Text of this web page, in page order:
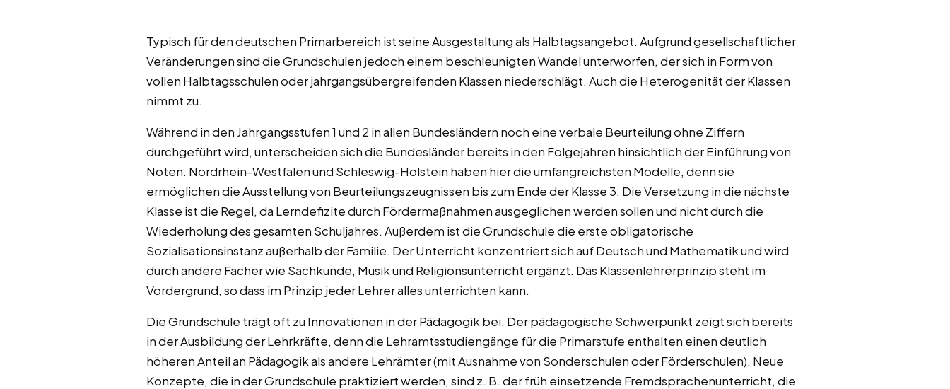
Typisch für den deutschen Primarbereich ist seine Ausgestaltung als Halbtagsangebot. Aufgrund gesellschaftlicher
Veränderungen sind die Grundschulen jedoch einem beschleunigten Wandel unterworfen, der sich in Form von
vollen Halbtagsschulen oder jahrgangsübergreifenden Klassen niederschlägt. Auch die Heterogenität der Klassen
nimmt zu.
Während in den Jahrgangsstufen 1 und 2 in allen Bundesländern noch eine verbale Beurteilung ohne Ziffern
durchgeführt wird, unterscheiden sich die Bundesländer bereits in den Folgejahren hinsichtlich der Einführung von
Noten. Nordrhein-Westfalen und Schleswig-Holstein haben hier die umfangreichsten Modelle, denn sie
ermöglichen die Ausstellung von Beurteilungszeugnissen bis zum Ende der Klasse 3. Die Versetzung in die nächste
Klasse ist die Regel, da Lerndefizite durch Fördermaßnahmen ausgeglichen werden sollen und nicht durch die
Wiederholung des gesamten Schuljahres. Außerdem ist die Grundschule die erste obligatorische
Sozialisationsinstanz außerhalb der Familie. Der Unterricht konzentriert sich auf Deutsch und Mathematik und wird
durch andere Fächer wie Sachkunde, Musik und Religionsunterricht ergänzt. Das Klassenlehrerprinzip steht im
Vordergrund, so dass im Prinzip jeder Lehrer alles unterrichten kann.
Die Grundschule trägt oft zu Innovationen in der Pädagogik bei. Der pädagogische Schwerpunkt zeigt sich bereits
in der Ausbildung der Lehrkräfte, denn die Lehramtsstudiengänge für die Primarstufe enthalten einen deutlich
höheren Anteil an Pädagogik als andere Lehrämter (mit Ausnahme von Sonderschulen oder Förderschulen). Neue
Konzepte, die in der Grundschule praktiziert werden, sind z. B. der früh einsetzende Fremdsprachenunterricht, die